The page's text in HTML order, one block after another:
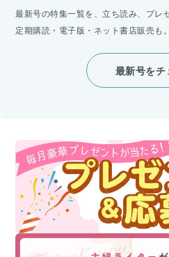
最新号の特集一覧を、立ち読み、プレ
定期購読・電子版・ネット書店販売も。
最新号をチ